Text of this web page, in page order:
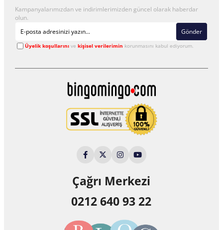
Kampanyalarımızdan ve indirimlerimizden güncel olarak haberdar
olun.
Gönder
Üyelik koşullarınıve kişisel verilerimin korunmasını kabul ediyorum.
Çağrı Merkezi
0212 640 93 22